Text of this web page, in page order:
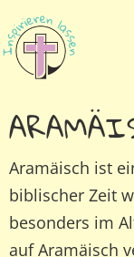
Aramäisch ist
biblischer Zeit
besonders im
auf Aramäisch